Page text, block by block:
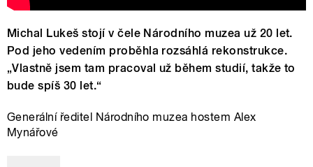
Michal Lukeš stojí v čele Národního muzea už 20 let.
Pod jeho vedením proběhla rozsáhlá rekonstrukce.
„Vlastně jsem tam pracoval už během studií, takže to
bude spíš 30 let.“
Generální ředitel Národního muzea hostem Alex
Mynářové